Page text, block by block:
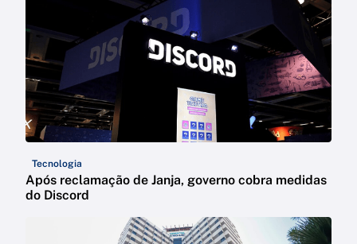
Tecnologia
Após reclamação de Janja, governo cobra medidas
do Discord